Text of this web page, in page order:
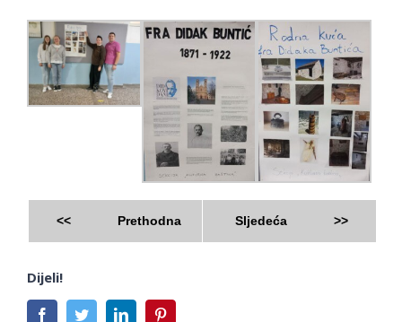
<< Prethodna Sljedeća >>
Dijeli!
FacebookTwitterLinkedIn